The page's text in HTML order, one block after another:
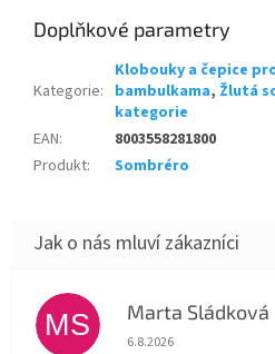
Doplňkové parametry
Kategorie:
Klobouky a čepice
bambulkama, Žlutá
kategorie
EAN:
8003558281800
Produkt: Sombréro
MS Marta Sládková
Hodnocení obchodu je
6.8.2026